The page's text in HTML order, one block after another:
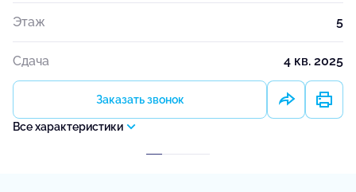
Этаж 5
Сдача 4 кв. 2025
Заказать звонок
Все характеристики